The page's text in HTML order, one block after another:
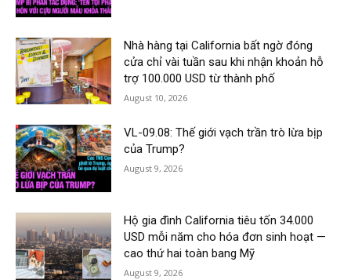
Nhà hàng tại California bất ngờ đóng
cửa chỉ vài tuần sau khi nhận khoản hỗ
trợ 100.000 USD từ thành phố
August 10, 2026
VL-09.08: Thế giới vạch trần trò lừa bịp
của Trump?
August 9, 2026
Hộ gia đình California tiêu tốn 34.000
USD mỗi năm cho hóa đơn sinh hoạt —
cao thứ hai toàn bang Mỹ
August 9, 2026